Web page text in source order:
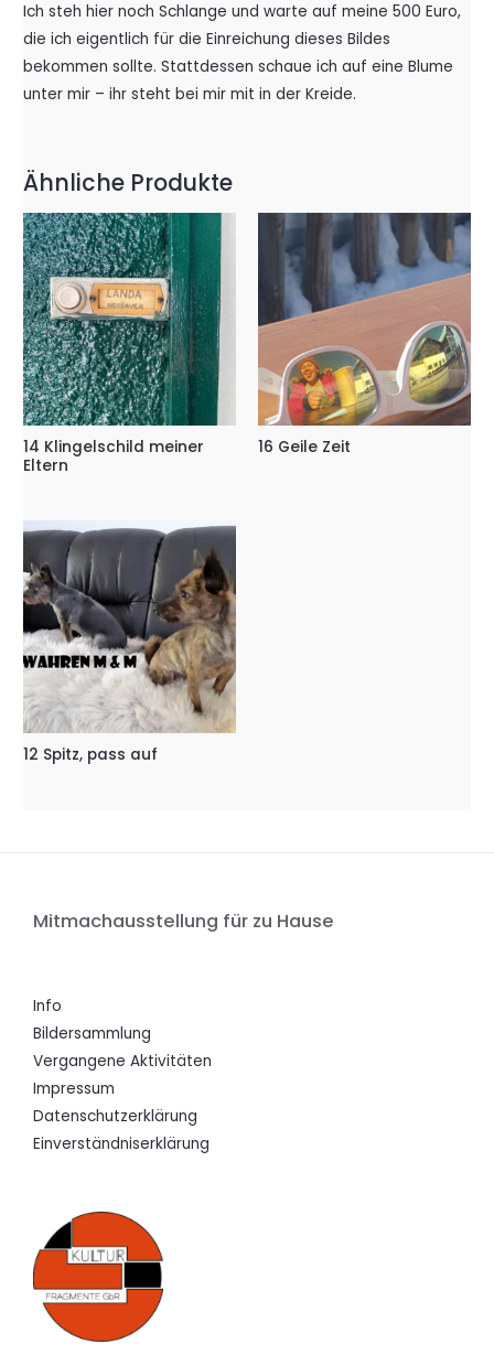
Ich steh hier noch Schlange und warte auf meine 500 Euro,
die ich eigentlich für die Einreichung dieses Bildes
bekommen sollte. Stattdessen schaue ich auf eine Blume
unter mir – ihr steht bei mir mit in der Kreide.
Ähnliche Produkte
14 Klingelschild meiner
Eltern
16 Geile Zeit
12 Spitz, pass auf
Mitmachausstellung für zu Hause
Info
Bildersammlung
Vergangene Aktivitäten
Impressum
Datenschutzerklärung
Einverständniserklärung